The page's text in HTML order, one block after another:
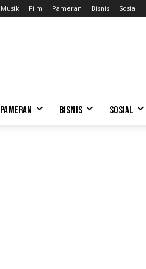
Musik Film Pameran Bisnis Sosial
PAMERAN BISNIS SOSIAL